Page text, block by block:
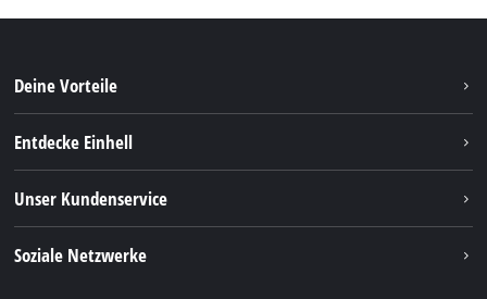
Deine Vorteile
Entdecke Einhell
Nachhaltigkeit
Unser Kundenservice
Soziale Netzwerke